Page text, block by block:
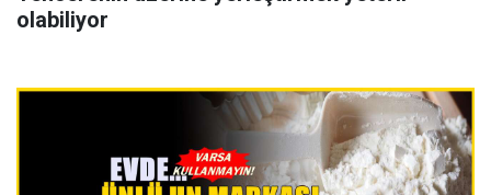
olabiliyor